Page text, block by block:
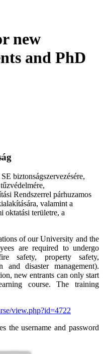
new
and PhD
biztonságszervezésére,
Rendszerrel párhuzamos
valamint a
oktatási területre, a
of our University and the
are required to undergo
safety, property safety,
and disaster management).
new entrants can only start
course. The training
view.php?id=4722
username and password